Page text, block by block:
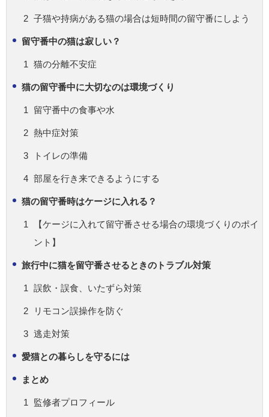
子猫や持病がある猫の場合は短時間の留守番にしよう
留守番中の猫は寂しい？
猫の分離不安症
猫の留守番中に大切なのは環境づくり
留守番中の食事や水
熱中症対策
トイレの準備
部屋を行き来できるようにする
猫の留守番時はケージに入れる？
【ケージに入れて留守番させる場合の環境づくりのポイ
ント】
旅行中に猫を留守番させるときのトラブル対策
誤飲・誤食、いたずら対策
リモコン誤操作を防ぐ
逃走対策
愛猫との暮らしを守るには
まとめ
監修者プロフィール